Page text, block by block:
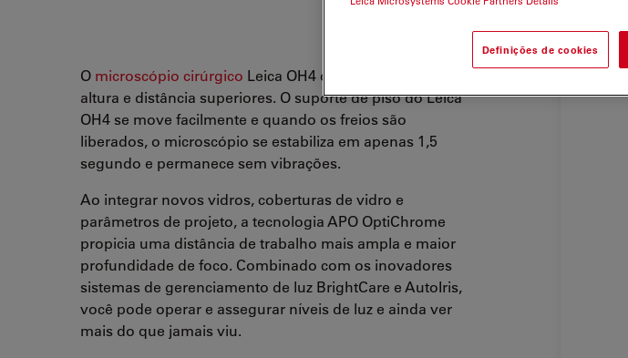
O microscópio cirúrgico Leica OH4 oferece alcance,
altura e distância superiores. O suporte de piso do Leica
OH4 se move facilmente e quando os freios são
liberados, o microscópio se estabiliza em apenas 1,5
segundo e permanece sem vibrações.
Ao integrar novos vidros, coberturas de vidro e
parâmetros de projeto, a tecnologia APO OptiChrome
propicia uma distância de trabalho mais ampla e maior
profundidade de foco. Combinado com os inovadores
sistemas de gerenciamento de luz BrightCare e AutoIris,
você pode operar e assegurar níveis de luz e ainda ver
mais do que jamais viu.
Definições de cookies